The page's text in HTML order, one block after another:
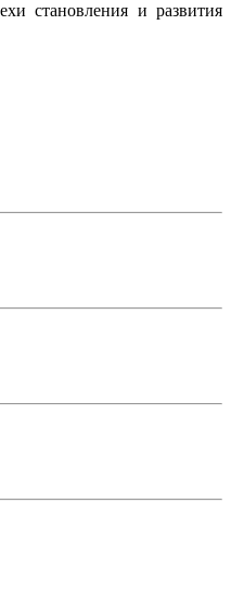
становления и развития